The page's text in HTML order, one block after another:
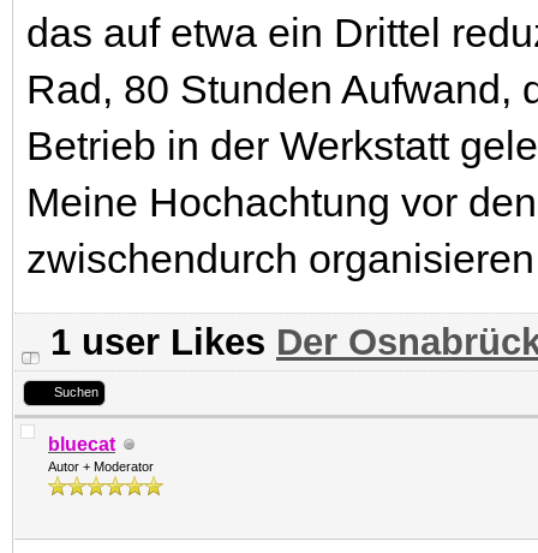
das auf etwa ein Drittel
Rad, 80 Stunden Aufwand,
Betrieb in der Werkstatt
Meine Hochachtung vor
zwischendurch
1 user Likes Der
Suchen
bluecat
Autor + Moderator